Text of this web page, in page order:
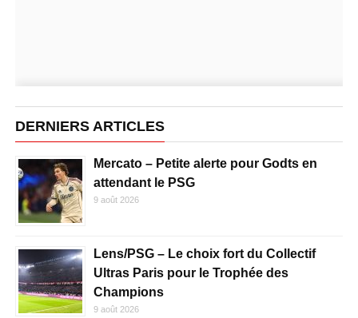
DERNIERS ARTICLES
Mercato – Petite alerte pour Godts en
attendant le PSG
9 août 2026
Lens/PSG – Le choix fort du Collectif
Ultras Paris pour le Trophée des
Champions
9 août 2026